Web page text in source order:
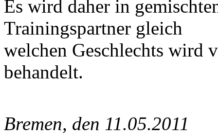
Es wird daher in
Trainingspartner gleich
welchen Geschlechts wird
behandelt.
Bremen, den 11.05.2011